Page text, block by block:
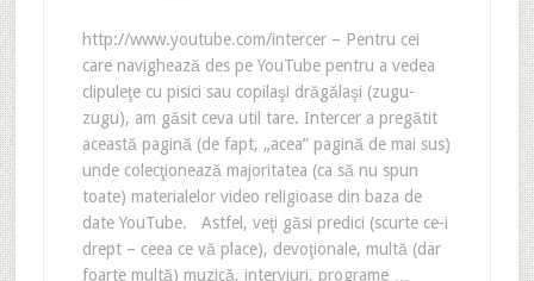
http://www.youtube.com/intercer – Pentru cei
care navighează des pe YouTube pentru a vedea
clipuleţe cu pisici sau copilaşi drăgălaşi (zugu-
zugu), am găsit ceva util tare. Intercer a pregătit
această pagină (de fapt, „acea” pagină de mai sus)
unde colecţionează majoritatea (ca să nu spun
toate) materialelor video religioase din baza de
date YouTube. Astfel, veţi găsi predici (scurte ce-i
drept – ceea ce vă place), devoţionale, multă (dar
foarte multă) muzică, interviuri, programe …